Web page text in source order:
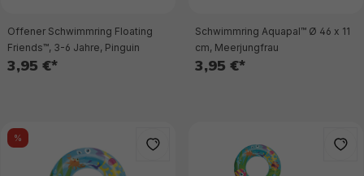
Offener Schwimmring Floating
Friends™, 3-6 Jahre, Pinguin
3,95 €*
Schwimmring Aquapal™ Ø 46 x 11
cm, Meerjungfrau
3,95 €*
%